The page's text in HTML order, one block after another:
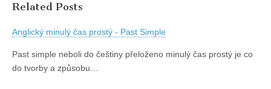
Related Posts
Anglický minulý čas prostý - Past Simple
Past simple neboli do češtiny přeloženo minulý čas prostý je co
do tvorby a způsobu…